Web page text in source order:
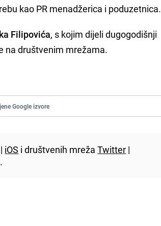
kao PR menadžerica i poduzetnica.
Filipovića, s kojim dijeli dugogodišnji
na društvenim mrežama.
Google izvore
| iOS i društvenih mrežaTwitter |